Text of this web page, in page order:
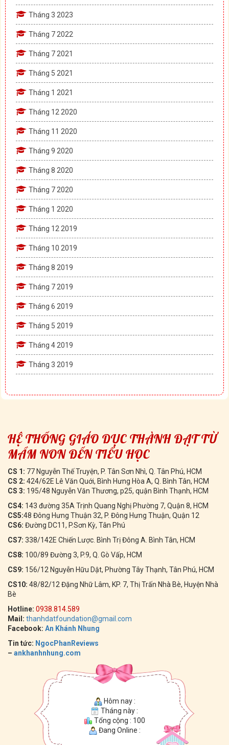
Tháng 3 2023
Tháng 7 2022
Tháng 7 2021
Tháng 5 2021
Tháng 1 2021
Tháng 12 2020
Tháng 11 2020
Tháng 9 2020
Tháng 8 2020
Tháng 7 2020
Tháng 1 2020
Tháng 12 2019
Tháng 10 2019
Tháng 8 2019
Tháng 7 2019
Tháng 6 2019
Tháng 5 2019
Tháng 4 2019
Tháng 3 2019
HỆ THỐNG GIÁO DỤC THÀNH ĐẠT TỪ
MẦM NON ĐẾN TIỂU HỌC
CS 1: 77 Nguyễn Thế Truyện, P. Tân Sơn Nhì, Q. Tân Phú, HCM
CS 2: 424/62E Lê Văn Quới, Bình Hưng Hòa A, Q. Bình Tân, HCM
CS 3: 195/48 Nguyễn Văn Thương, p25, quận Bình Thạnh, HCM
CS4: 143 đường 35A Trịnh Quang Nghị Phường 7, Quận 8, HCM
CS5:48 Đông Hưng Thuận 32, P. Đông Hưng Thuận, Quận 12
CS6: Đường DC11, P.Sơn Kỳ, Tân Phú
CS7: 338/142E Chiến Lược. Bình Trị Đông A. Bình Tân, HCM
CS8: 100/89 Đường 3, P.9, Q. Gò Vấp, HCM
CS9: 156/12 Nguyễn Hữu Dật, Phường Tây Thạnh, Tân Phú, HCM
CS10: 48/82/12 Đặng Nhữ Lâm, KP. 7, Thị Trấn Nhà Bè, Huyện Nhà
Bè
Hotline: 0938.814.589
Mail: thanhdatfoundation@gmail.com
Facebook: An Khánh Nhung
Tin tức: NgocPhanReviews
– ankhanhnhung.com
Hôm nay :
Tháng này :
Tổng cộng : 100
Đang Online :